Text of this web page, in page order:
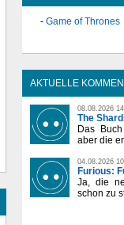
Game of Thrones
AKTUELLE
08.08.2026
The
Das
aber die
04.08.2026
Furious:
Ja, die
schon zu